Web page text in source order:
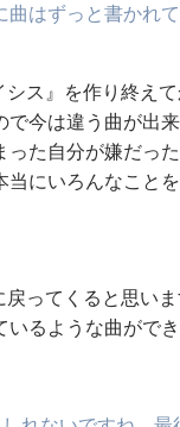
はずっと書かれ
ス』を作り終え
今は違う曲が出
った自分が嫌だっ
にいろんなこと
ってくると思い
いるような曲がで